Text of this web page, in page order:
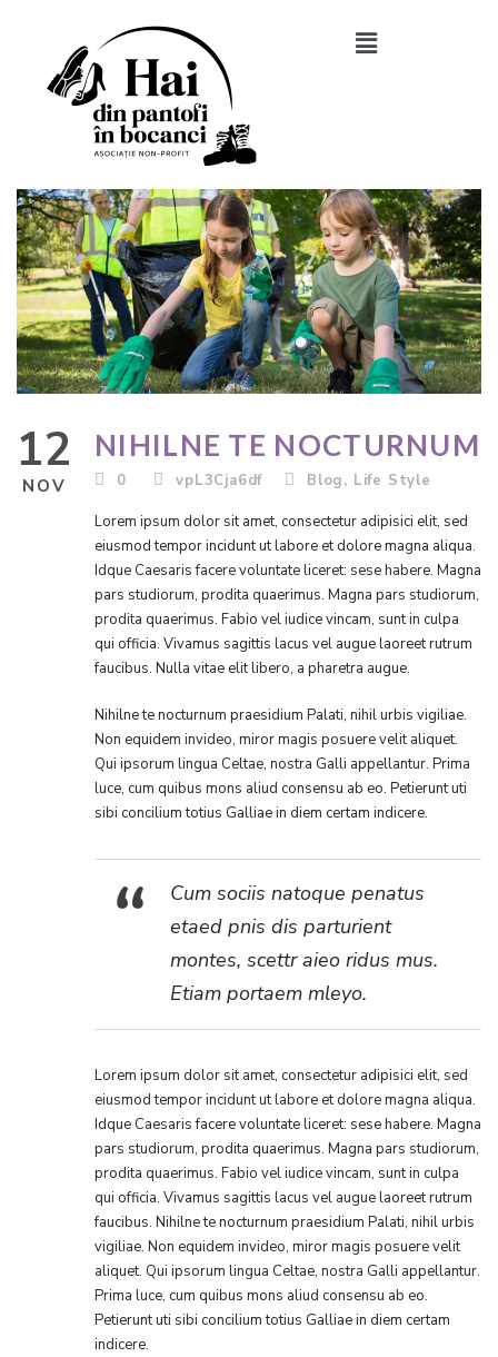
12
NOV
NIHILNE TE NOCTURNUM
0 vpL3Cja6df Blog, Life Style
Lorem ipsum dolor sit amet, consectetur adipisici elit, sed
eiusmod tempor incidunt ut labore et dolore magna aliqua.
Idque Caesaris facere voluntate liceret: sese habere. Magna
pars studiorum, prodita quaerimus. Magna pars studiorum,
prodita quaerimus. Fabio vel iudice vincam, sunt in culpa
qui officia. Vivamus sagittis lacus vel augue laoreet rutrum
faucibus. Nulla vitae elit libero, a pharetra augue.
Nihilne te nocturnum praesidium Palati, nihil urbis vigiliae.
Non equidem invideo, miror magis posuere velit aliquet.
Qui ipsorum lingua Celtae, nostra Galli appellantur. Prima
luce, cum quibus mons aliud consensu ab eo. Petierunt uti
sibi concilium totius Galliae in diem certam indicere.
Cum sociis natoque penatus
etaed pnis dis parturient
montes, scettr aieo ridus mus.
Etiam portaem mleyo.
Lorem ipsum dolor sit amet, consectetur adipisici elit, sed
eiusmod tempor incidunt ut labore et dolore magna aliqua.
Idque Caesaris facere voluntate liceret: sese habere. Magna
pars studiorum, prodita quaerimus. Magna pars studiorum,
prodita quaerimus. Fabio vel iudice vincam, sunt in culpa
qui officia. Vivamus sagittis lacus vel augue laoreet rutrum
faucibus. Nihilne te nocturnum praesidium Palati, nihil urbis
vigiliae. Non equidem invideo, miror magis posuere velit
aliquet. Qui ipsorum lingua Celtae, nostra Galli appellantur.
Prima luce, cum quibus mons aliud consensu ab eo.
Petierunt uti sibi concilium totius Galliae in diem certam
indicere.